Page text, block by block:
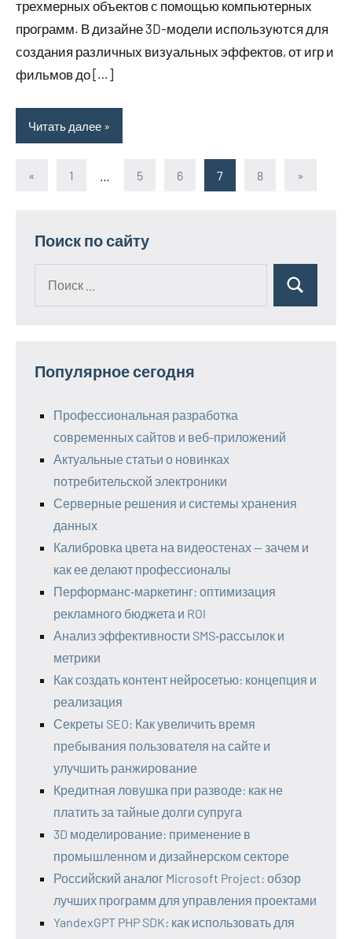
трехмерных объектов с помощью компьютерных
программ. В дизайне 3D-модели используются для
создания различных визуальных эффектов, от игр и
фильмов до […]
Читать далее
«
Предыдущие
1 5 6 7 8 »
Поиск по сайту
Поиск
Популярное сегодня
Профессиональная разработка
современных сайтов и веб-приложений
Актуальные статьи о новинках
потребительской электроники
Серверные решения и системы хранения
данных
Калибровка цвета на видеостенах — зачем и
как ее делают профессионалы
Перформанс‑маркетинг: оптимизация
рекламного бюджета и ROI
Анализ эффективности SMS‑рассылок и
метрики
Как создать контент нейросетью: концепция и
реализация
Секреты SEO: Как увеличить время
пребывания пользователя на сайте и
улучшить ранжирование
Кредитная ловушка при разводе: как не
платить за тайные долги супруга
3D моделирование: применение в
промышленном и дизайнерском секторе
Российский аналог Microsoft Project: обзор
лучших программ для управления проектами
YandexGPT PHP SDK: как использовать для